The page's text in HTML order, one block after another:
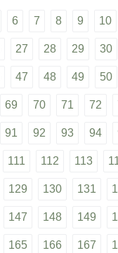
6 7 8 9 10
27 28 29 30
47 48 49 50
69 70 71 72
91 92 93 94
111 112 113
129 130 131
147 148 149
165 166 167